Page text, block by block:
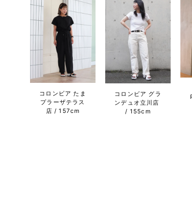
コロンビア たま
プラーザテラス
店
157cm
コロンビア グラ
ンデュオ立川店
155cm